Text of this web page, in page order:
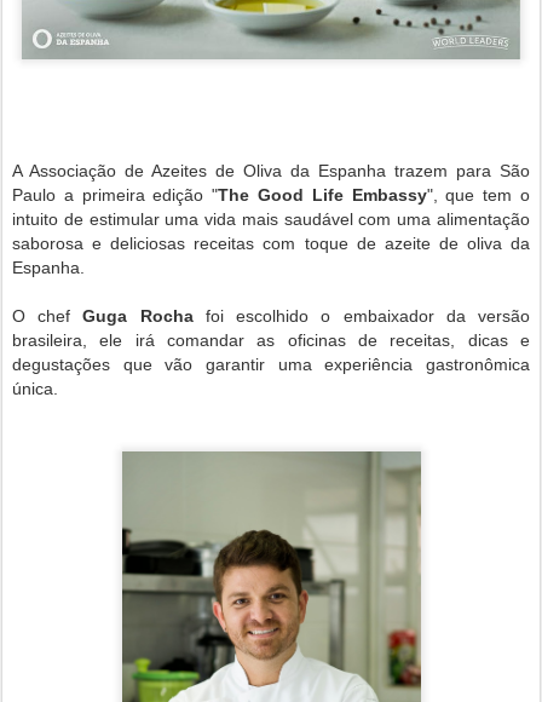
A Associação de Azeites de Oliva da Espanha trazem para São
Paulo a primeira edição "The Good Life Embassy", que tem o
intuito de estimular uma vida mais saudável com uma alimentação
saborosa e deliciosas receitas com toque de azeite de oliva da
Espanha.
O chefGuga Rochafoi escolhido o embaixador da versão
brasileira, ele irá comandar as oficinas de receitas, dicas e
degustações que vão garantir uma experiência gastronômica
única.